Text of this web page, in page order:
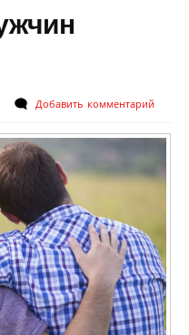
Добавить комментарий